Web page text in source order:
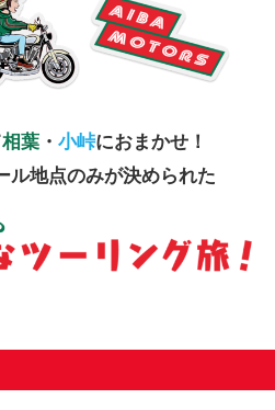
相葉・ 小峠におまかせ！
ル地点のみが決められた